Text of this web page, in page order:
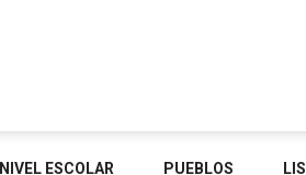
NIVEL ESCOLAR PUEBLOS